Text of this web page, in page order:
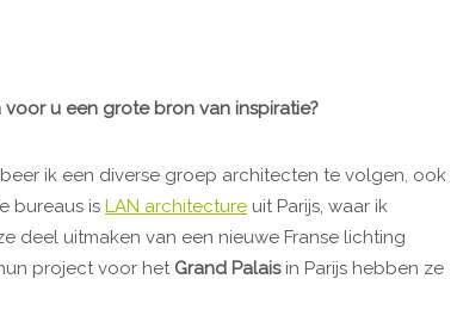
u een grote bron van inspiratie?
ik een diverse groep architecten te volgen, ook
bureaus is LAN architecture uit Parijs, waar ik
deel uitmaken van een nieuwe Franse lichting
project voor het Grand Palaisin Parijs hebben ze